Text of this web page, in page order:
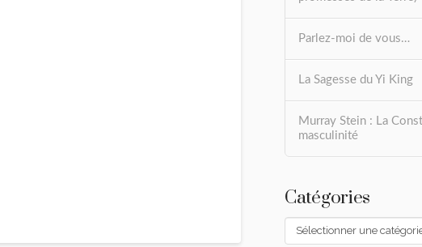
Parlez-moi de vous…
La Sagesse du Yi King
Murray Stein : La
masculinité
Catégories
Catégories